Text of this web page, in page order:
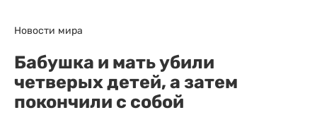
Новости мира
Бабушка и мать убили
четверых детей, а затем
покончили с собой